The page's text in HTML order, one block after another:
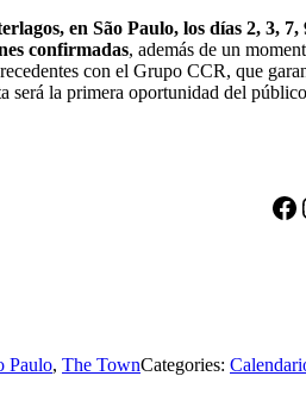
en São Paulo, los días 2, 3,
confirmadas, además de un
con el Grupo CCR, que
la primera oportunidad del
Paulo, The TownCategories: